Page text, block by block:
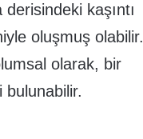
kaşıntı
oluşmuş olabilir.
olarak, bir
bulunabilir.